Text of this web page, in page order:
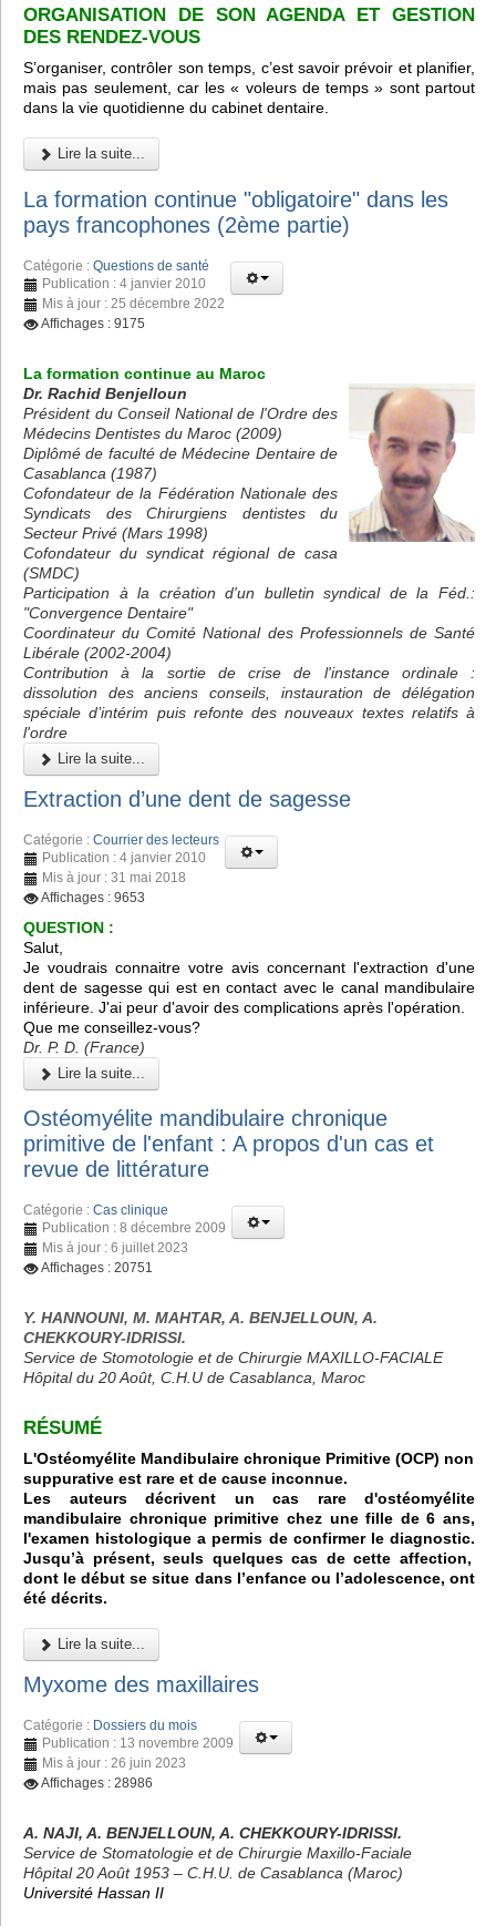
ORGANISATION DE SON AGENDA ET GESTION
DES RENDEZ-VOUS
S’organiser, contrôler son temps, c’est savoir prévoir et planifier,
mais pas seulement, car les « voleurs de temps » sont partout
dans la vie quotidienne du cabinet dentaire.
Lire la suite...
La formation continue "obligatoire" dans les
pays francophones (2ème partie)
Catégorie : Questions de santé
Publication : 4 janvier 2010
Mis à jour : 25 décembre 2022
Affichages : 9175
La formation continue au Maroc
Dr. Rachid Benjelloun
Président du Conseil National de l'Ordre des
Médecins Dentistes du Maroc (2009)
Diplômé de faculté de Médecine Dentaire de
Casablanca (1987)
Cofondateur de la Fédération Nationale des
Syndicats des Chirurgiens dentistes du
Secteur Privé (Mars 1998)
Cofondateur du syndicat régional de casa
(SMDC)
Participation à la création d'un bulletin syndical de la Féd.:
"Convergence Dentaire"
Coordinateur du Comité National des Professionnels de Santé
Libérale (2002-2004)
Contribution à la sortie de crise de l'instance ordinale :
dissolution des anciens conseils, instauration de délégation
spéciale d’intérim puis refonte des nouveaux textes relatifs à
l'ordre
Lire la suite...
Extraction d’une dent de sagesse
Catégorie : Courrier des lecteurs
Publication : 4 janvier 2010
Mis à jour : 31 mai 2018
Affichages : 9653
QUESTION :
Salut,
Je voudrais connaitre votre avis concernant l'extraction d'une
dent de sagesse qui est en contact avec le canal mandibulaire
inférieure. J'ai peur d'avoir des complications après l'opération.
Que me conseillez-vous?
Dr. P. D. (France)
Lire la suite...
Ostéomyélite mandibulaire chronique
primitive de l'enfant : A propos d'un cas et
revue de littérature
Catégorie : Cas clinique
Publication : 8 décembre 2009
Mis à jour : 6 juillet 2023
Affichages : 20751
Y. HANNOUNI, M. MAHTAR, A. BENJELLOUN, A.
CHEKKOURY-IDRISSI.
Service de Stomotologie et de Chirurgie MAXILLO-FACIALE
Hôpital du 20 Août, C.H.U de Casablanca, Maroc
RÉSUMÉ
L'Ostéomyélite Mandibulaire chronique Primitive (OCP) non
suppurative est rare et de cause inconnue.
Les auteurs décrivent un cas rare d'ostéomyélite
mandibulaire chronique primitive chez une fille de 6 ans,
l'examen histologique a permis de confirmer le diagnostic.
Jusqu’à présent, seuls quelques cas de cette affection,
dont le début se situe dans l’enfance ou l’adolescence, ont
été décrits.
Lire la suite...
Myxome des maxillaires
Catégorie : Dossiers du mois
Publication : 13 novembre 2009
Mis à jour : 26 juin 2023
Affichages : 28986
A. NAJI, A. BENJELLOUN, A. CHEKKOURY-IDRISSI.
Service de Stomatologie et de Chirurgie Maxillo-Faciale
Hôpital 20 Août 1953 – C.H.U. de Casablanca (Maroc)
Université Hassan II